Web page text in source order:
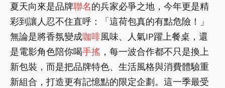
夏天向來是品牌聯名的兵家必爭之地，今年更是精
彩到讓人忍不住直呼：「這荷包真的有點危險！」
無論是將香氛變成咖啡風味、人氣IP躍上餐桌，還
是電影角色陪你喝手搖 ，每一波合作都不只是換上
新包裝，而是把品牌特色、生活風格與消費體驗重
新組合，打造更有記憶點的限定企劃。這一季最受